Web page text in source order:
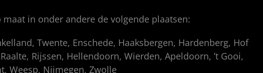
in onder andere de volgende plaatsen:
Twente, Enschede, Haaksbergen, Hardenberg, Hof
Rijssen, Hellendoorn, Wierden, Apeldoorn, ’t Gooi,
Weesp, Nijmegen, Zwolle